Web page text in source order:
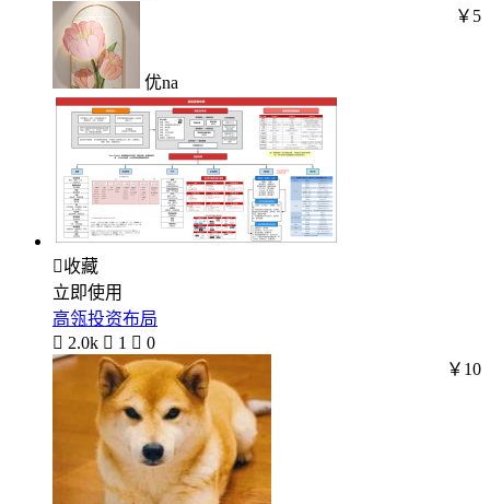
优na
￥5
收藏
立即使用
高瓴投资布局
 2.0k  1  0
￥10